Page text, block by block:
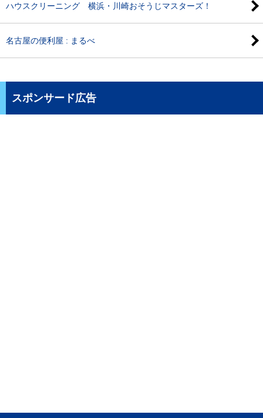
ハウスクリーニング 横浜・川崎おそうじマスターズ！
名古屋の便利屋 : まるべ
スポンサード広告